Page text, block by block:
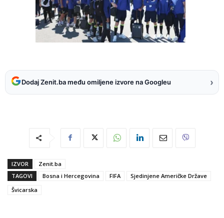
Dodaj Zenit.ba među omiljene izvore na Googleu ›
IZVOR
Zenit.ba
TAGOVI
Bosna i Hercegovina FIFA
Sjedinjene Američke Države
Švicarska